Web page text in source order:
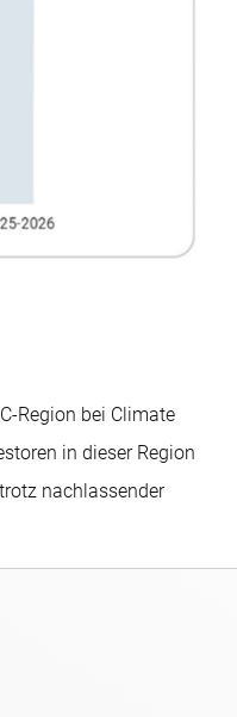
Region bei Climate
in dieser Region
nachlassender